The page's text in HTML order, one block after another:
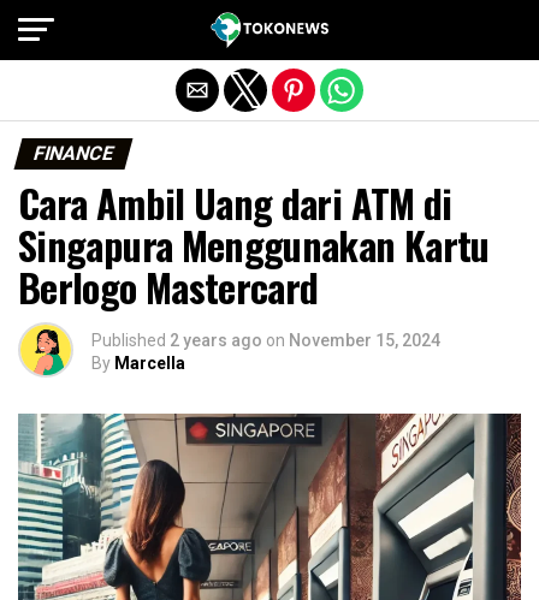
FINANCE
Cara Ambil Uang dari ATM di
Singapura Menggunakan Kartu
Berlogo Mastercard
Published 2 years ago on November 15, 2024
By Marcella
Exit mobile version